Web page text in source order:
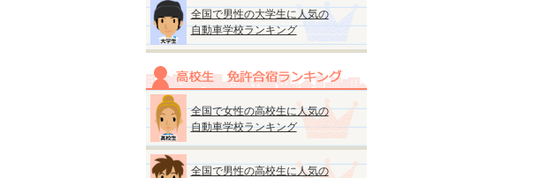
全国で男性の大学生に人気の
自動車学校ランキング
全国で女性の高校生に人気の
自動車学校ランキング
全国で男性の高校生に人気の